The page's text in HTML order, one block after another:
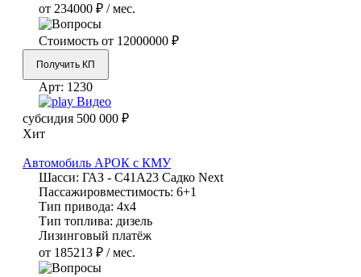
от 234000 ₽ / мес.
Стоимость от 12000000 ₽
Получить КП
Арт: 1230
Видео
субсидия 500 000 ₽
Хит
Автомобиль АРОК с КМУ
Шасси: ГАЗ - С41А23 Садко Next
Пассажировместимость: 6+1
Тип привода: 4х4
Тип топлива: дизель
Лизинговый платёж
от 185213 ₽ / мес.